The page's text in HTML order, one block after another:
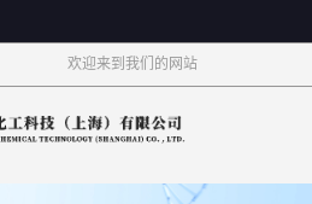
欢迎来到我们的网站